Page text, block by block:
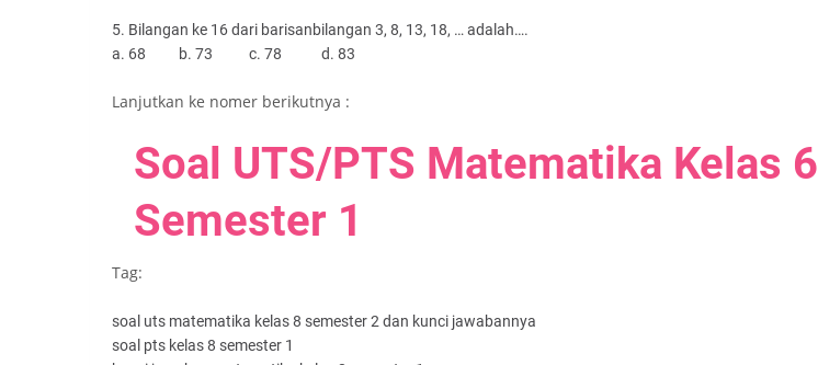
5. Bilangan ke 16 dari barisanbilangan 3, 8, 13, 18, … adalah….
a. 68
b. 73 c. 78 d. 83
Lanjutkan ke nomer berikutnya :
Soal UTS/PTS Matematika Kelas 6
Semester 1
Tag:
soal uts matematika kelas 8 semester 2 dan kunci jawabannya
soal pts kelas 8 semester 1